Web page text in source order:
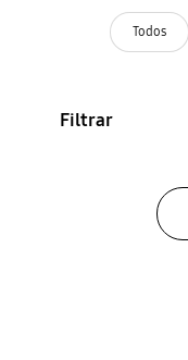
Todos
Filtrar